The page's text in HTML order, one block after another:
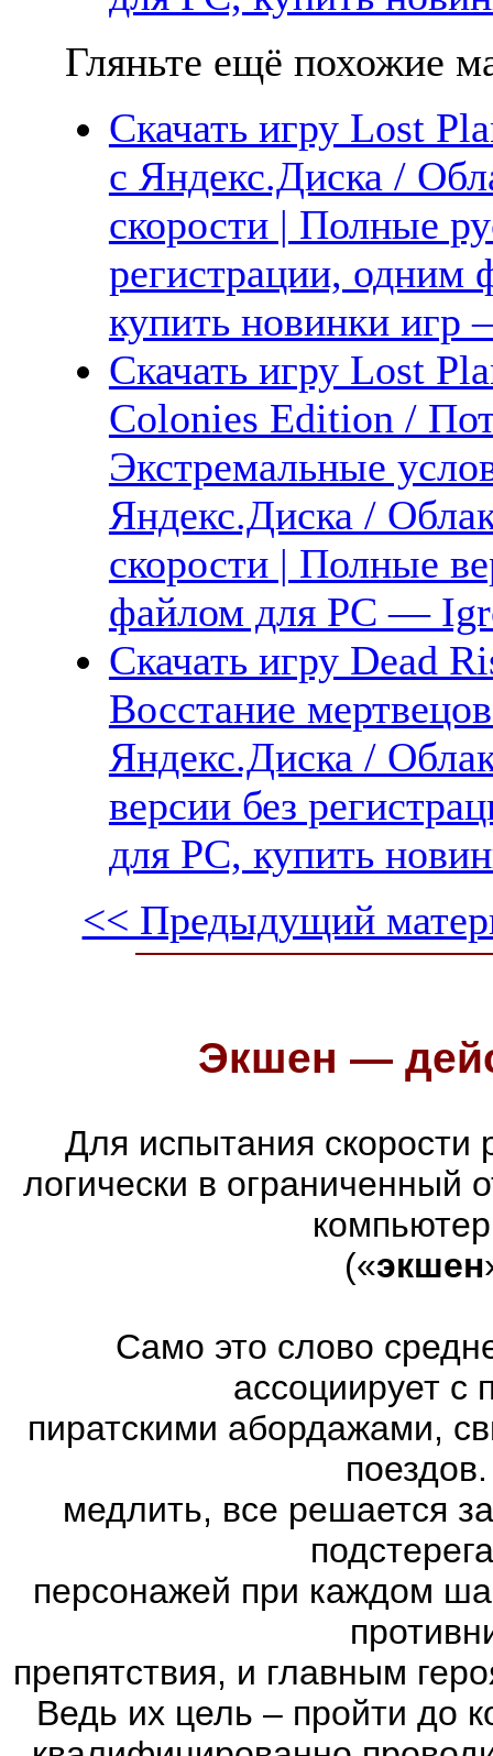
Гляньте ещё похожие
Скачать игру Lost
с Яндекс.Диска /
скорости | Полные
регистрации, одним
купить новинки
Скачать игру Lost
Colonies Edition /
Экстремальные
Яндекс.Диска /
скорости | Полные
файлом для PC —
Скачать игру Dead
Восстание
Яндекс.Диска /
версии без
для PC, купить
<< Предыдущий
Экшен —
Для испытания скорости
логически в ограниченный
(«экшен
Само это слово
ассоциирует с
пиратскими абордажами,
медлить, все решается
персонажей при каждом
препятствия, и главным
Ведь их цель – пройти до